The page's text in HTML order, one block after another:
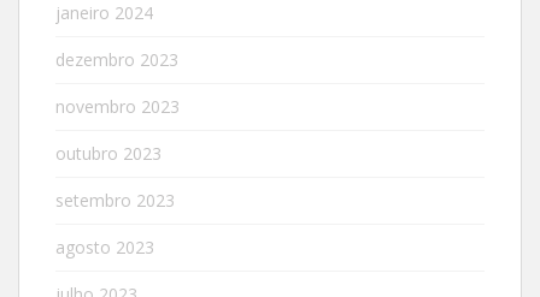
janeiro 2024
dezembro 2023
novembro 2023
outubro 2023
setembro 2023
agosto 2023